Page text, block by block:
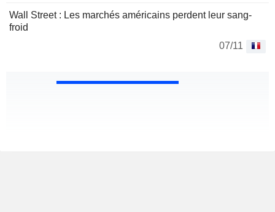
Wall Street : Les marchés américains perdent leur sang-
froid
07/11